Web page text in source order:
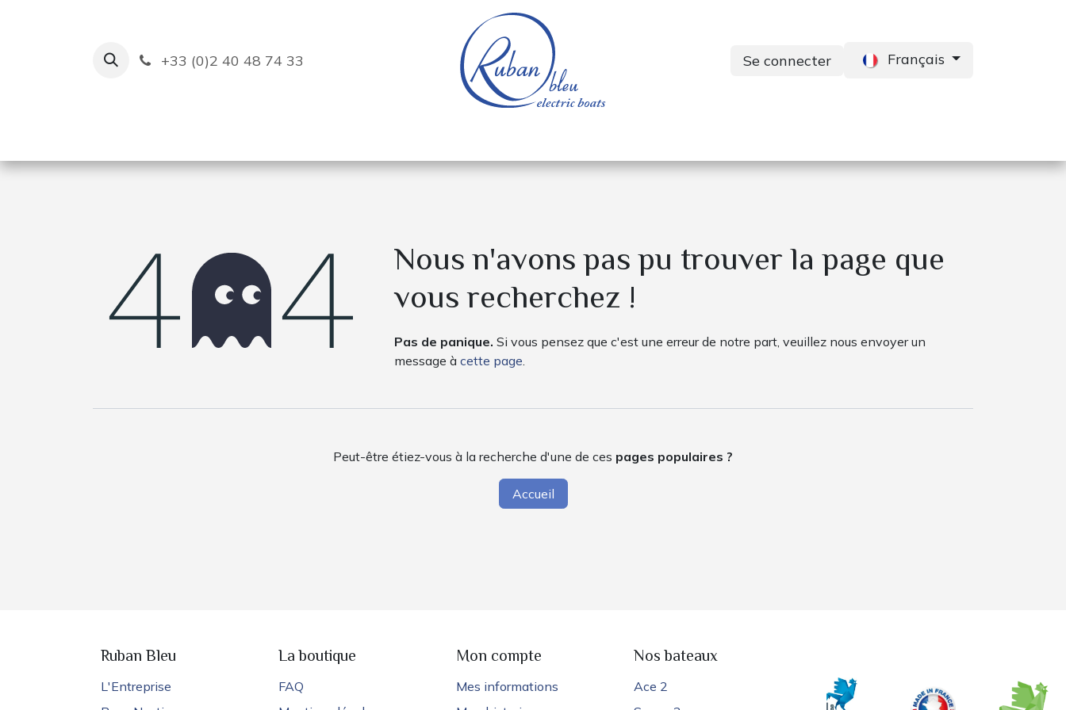
+33 (0)2 40 48 74 33 Se connecter Français
Erreur 404
Nous n'avons pas pu trouver la page que
vous recherchez !
Pas de panique. Si vous pensez que c'est une erreur de notre part, veuillez nous envoyer un
message à cette page.
Peut-être étiez-vous à la recherche d'une de ces pages populaires ?
Accueil
Ruban Bleu
L'Entreprise
La boutique
FAQ
Mon compte
Mes informations
Nos bateaux
Ace 2